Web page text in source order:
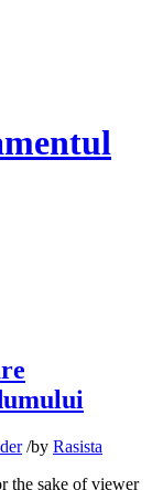
/by Rasista
the sake of viewer